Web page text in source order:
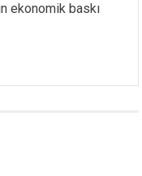
ekonomik baskı